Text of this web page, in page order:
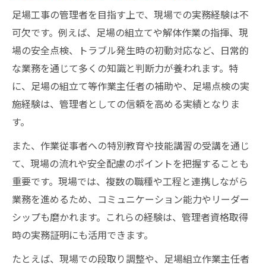
足場工事の管理者を目指す上で、現場での実務経験は不
可欠です。例えば、足場の組立てや解体作業の指揮、現
場の安全点検、トラブル発生時の初動対応など、日常的
な業務を通じて多くの知識と判断力が養われます。特
に、足場の組立て等作業主任者の補助や、足場点検の実
施経験は、管理者としての信頼を高める実績となりま
す。
また、作業従事者への特別教育や技能講習の受講を通じ
て、現場の流れや安全配慮のポイントを把握することも
重要です。現場では、複数の職種や工程と連携しながら
業務を進めるため、コミュニケーション能力やリーダー
シップも磨かれます。これらの経験は、管理者資格取得
時の実務証明にも活用できます。
たとえば、現場での段取り調整や、足場組立作業主任者